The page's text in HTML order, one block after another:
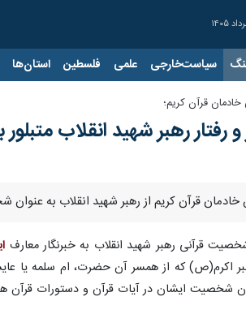
سیاست‌خارجی علمی فلسطین استان‌ها
قرآن کریم؛
رفتار رهبر شهید انقلاب متبلور
قرآن کریم از رهبر شهید انقلاب به عنوان
قرآنی رهبر شهید انقلاب به خبرنگار معارف
اکرم(ص) که از همسر آن حضرت، ام سلمه یا
ایشان در آیات قرآن و دستورات قرآن